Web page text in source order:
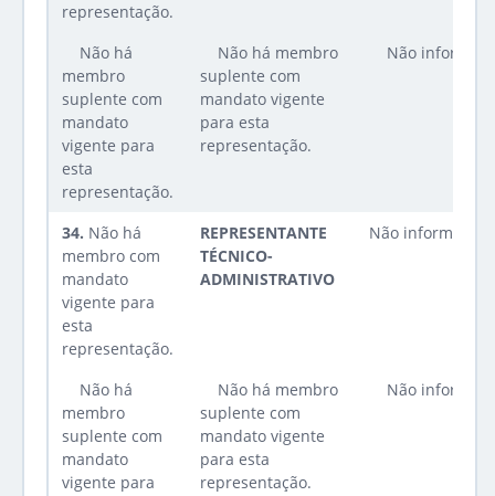
representação.
Não há
membro
suplente com
mandato
vigente para
esta
representação.
Não há membro
suplente com
mandato vigente
para esta
representação.
Não
34. Não há
membro com
mandato
vigente para
esta
representação.
REPRESENTANTE
TÉCNICO-
ADMINISTRATIVO
Não informado
Não há
membro
suplente com
mandato
vigente para
Não há membro
suplente com
mandato vigente
para esta
representação.
Não